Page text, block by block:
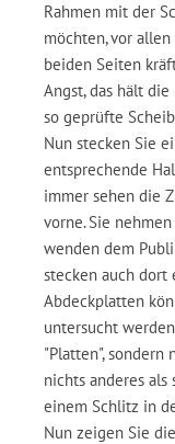
Rahmen mit der
möchten, vor
beiden Seiten
Angst, das hält
so geprüfte
Nun stecken Sie
entsprechende
immer sehen die
vorne. Sie
wenden dem
stecken auch dort
Abdeckplatten
untersucht
"Platten", sondern
nichts anderes
einem Schlitz in
Nun zeigen Sie